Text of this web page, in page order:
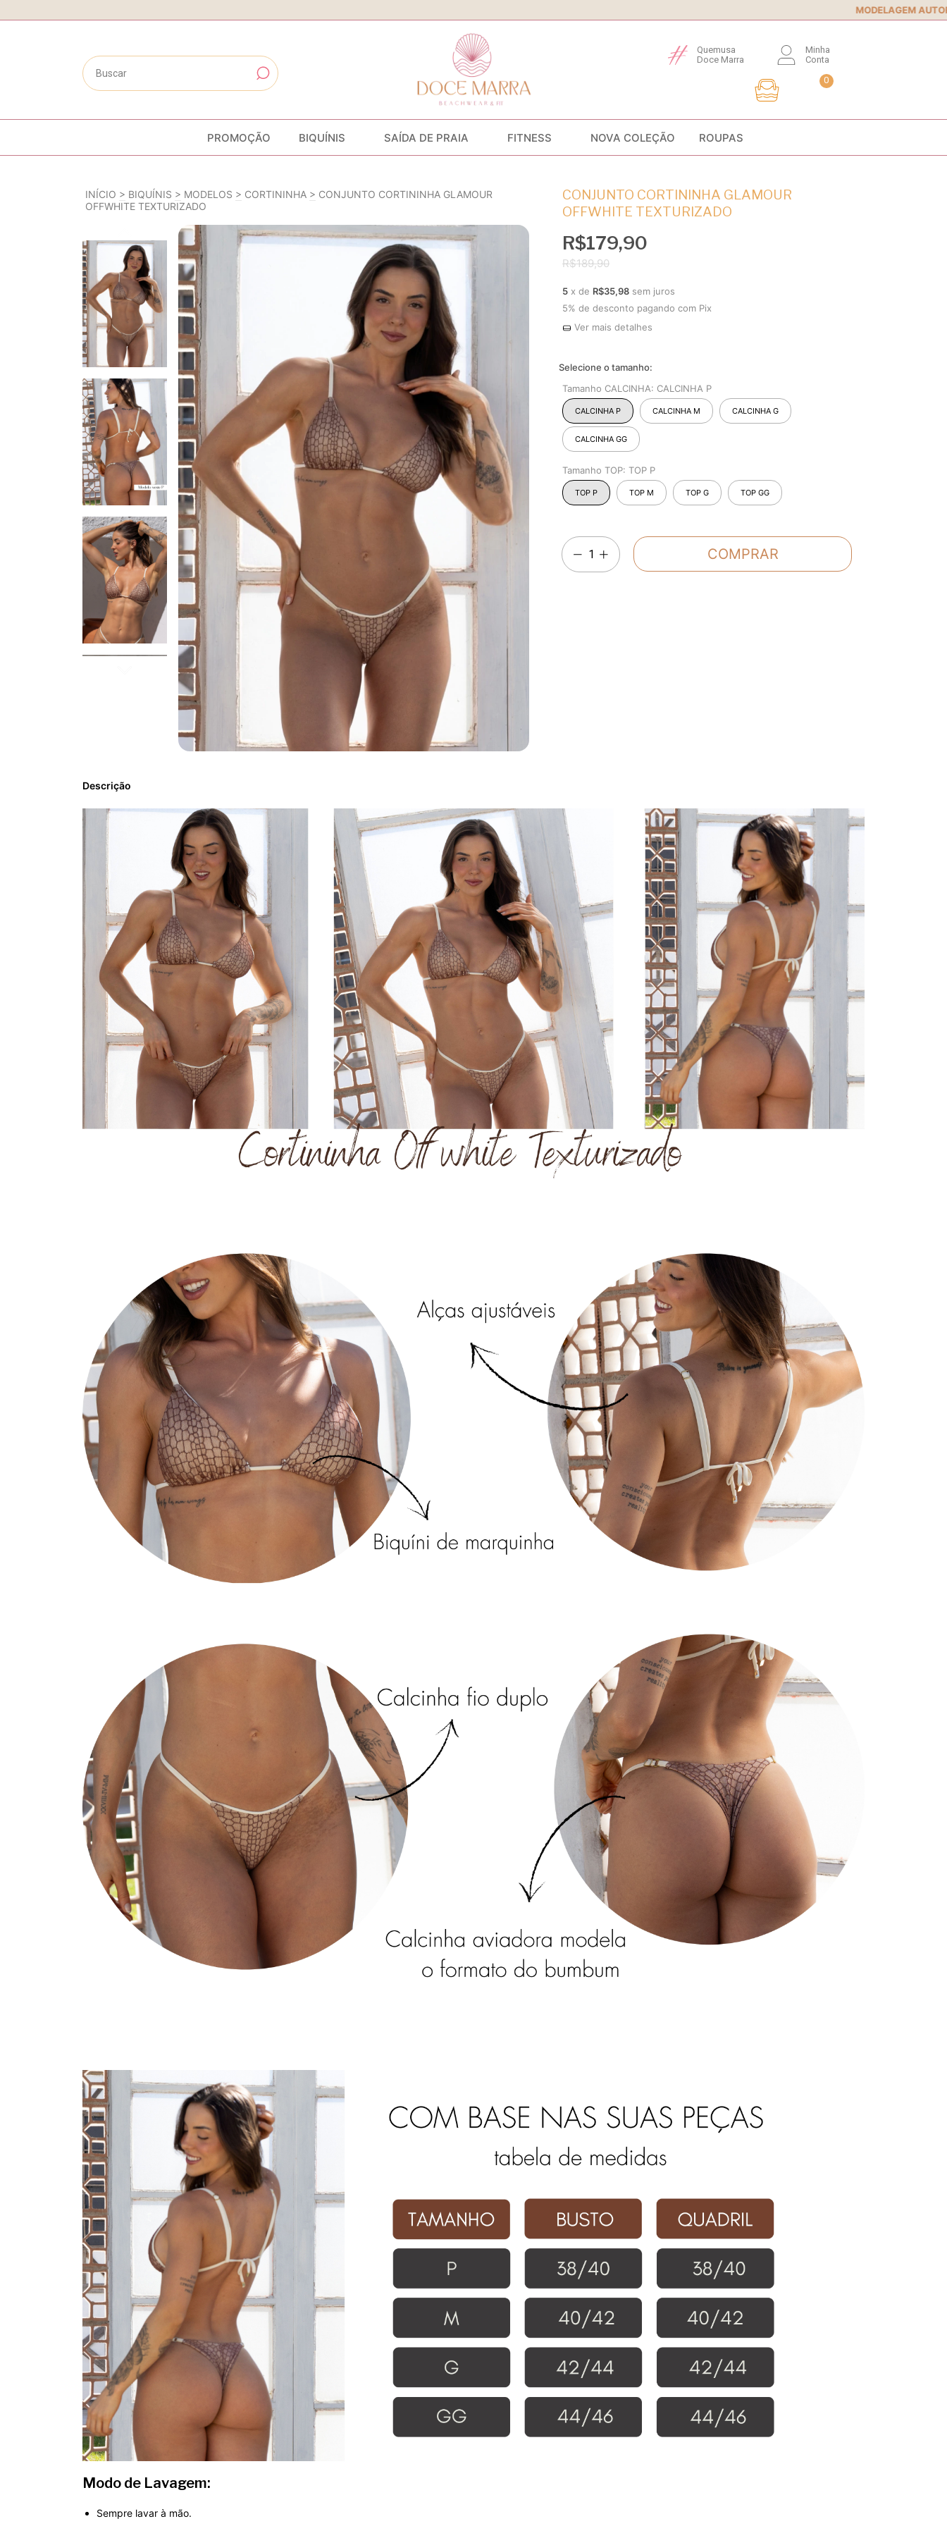
MODELAGEM AUTORAL• Conforto e
Minha
Conta
Quemusa
Doce Marra
0
PROMOÇÃO BIQUÍNIS SAÍDA DE PRAIA FITNESS NOVA COLEÇÃO ROUPAS
INÍCIO > BIQUÍNIS > MODELOS > CORTININHA > CONJUNTO CORTININHA GLAMOUR
OFFWHITE TEXTURIZADO
CONJUNTO CORTININHA GLAMOUR
OFFWHITE TEXTURIZADO
R$179,90
R$189,90
5 x de R$35,98 sem juros
5% de desconto pagando com Pix
Ver mais detalhes
Tamanho CALCINHA: CALCINHA P
CALCINHA P CALCINHA M CALCINHA G
CALCINHA GG
Tamanho TOP: TOP P
TOP P TOP M TOP G TOP GG
Descrição
Modo de Lavagem:
Sempre lavar à mão.